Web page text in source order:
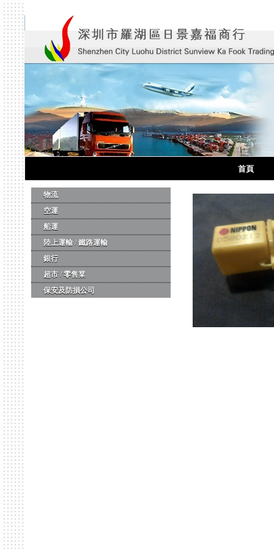
首頁
物流
空運
船運
陸上運輸 / 鐵路運輸
銀行
超市 / 零售業
保安及防損公司